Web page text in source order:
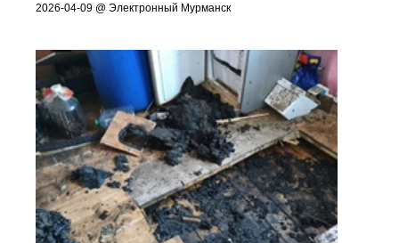
2026-04-09 @ Электронный Мурманск